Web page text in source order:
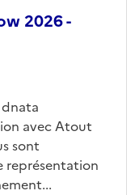
2026 -
avec Atout
sont
représentation